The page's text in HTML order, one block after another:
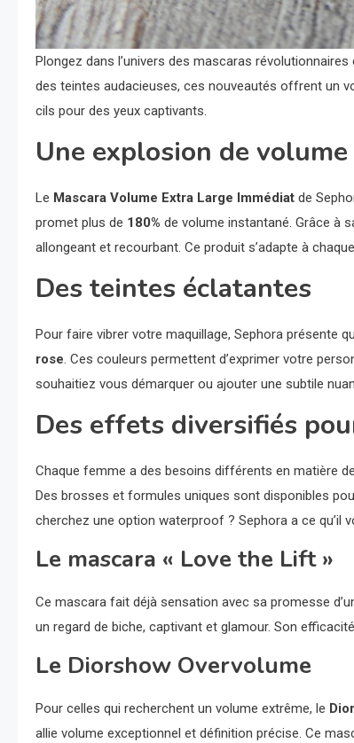
Plongez dans l’univers des mascaras
des teintes audacieuses, ces nouveautés offrent un
cils pour des yeux captivants.
Une explosion de volume
Le Mascara Volume Extra Large Immédiat de
promet plus de 180% de volume instantané. Grâce à
allongeant et recourbant. Ce produit s’adapte à
Des teintes éclatantes
Pour faire vibrer votre maquillage, Sephora présente
rose. Ces couleurs permettent d’exprimer votre
souhaitiez vous démarquer ou ajouter une subtile
Des effets diversifiés
Chaque femme a des besoins différents en matière
Des brosses et formules uniques sont disponibles
cherchez une option waterproof ? Sephora a ce qu’il
Le mascara « Love the Lift »
Ce mascara fait déjà sensation avec sa promesse
un regard de biche, captivant et glamour. Son
Le Diorshow Overvolume
Pour celles qui recherchent un volume extrême, le
allie volume exceptionnel et définition précise. Ce